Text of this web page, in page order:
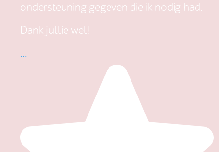
ondersteuning gegeven die ik nodig had.
Dank jullie wel!
...